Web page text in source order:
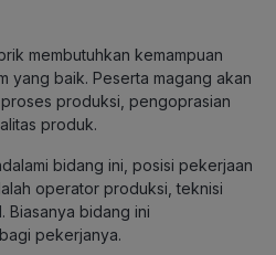
membutuhkan kemampuan
yang baik. Peserta magang akan
produksi, pengoprasian
produk.
bidang ini, posisi pekerjaan
operator produksi, teknisi
Biasanya bidang ini
pekerjanya.